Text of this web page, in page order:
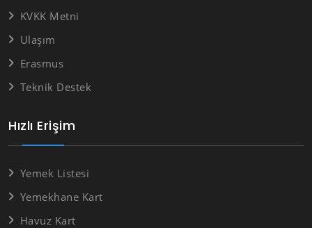
Hızlı Erişim
Yemek Listesi
Yemekhane Kart
Havuz Kart
KVKK Metni
Ulaşım
Erasmus
Teknik Destek